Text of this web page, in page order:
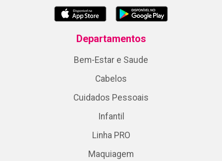
Departamentos
Bem-Estar e Saude
Cabelos
Cuidados Pessoais
Infantil
Linha PRO
Maquiagem